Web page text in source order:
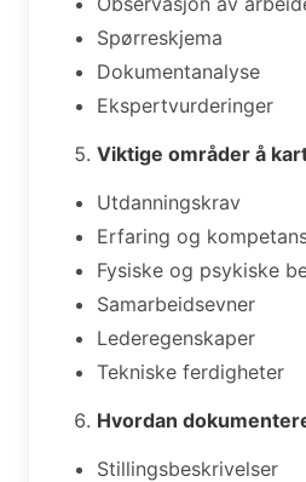
Spørreskjema
Dokumentanalyse
Ekspertvurderinger
Viktige områder å
Utdanningskrav
Erfaring og
Fysiske og psykiske
Samarbeidsevner
Lederegenskaper
Tekniske ferdigheter
Hvordan
Stillingsbeskrivelser